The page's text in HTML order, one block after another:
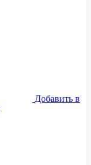
Добавить в